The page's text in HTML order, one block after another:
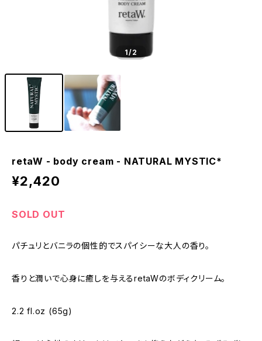
1/2
retaW - body cream - NATURAL MYSTIC*
¥2,420
SOLD OUT
パチュリとバニラの個性的でスパイシーな大人の香り。
香りと潤いで心身に癒しを与えるretaWのボディクリーム。
2.2 fl.oz (65g)